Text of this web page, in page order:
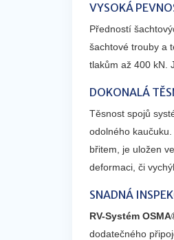
VYSOKÁ
Předností
šachtové trouby a
tlakům až 400 kN.
DOKONALÁ
Těsnost spojů
odolného
břitem, je uložen
deformaci, či
SNADNÁ
RV-Systém
dodatečného